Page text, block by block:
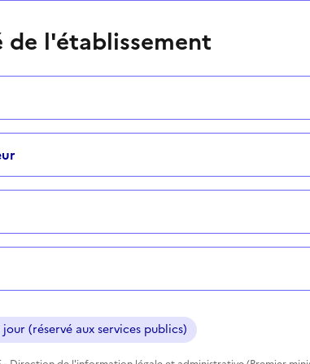
de l'établissement
(réservé aux services publics)